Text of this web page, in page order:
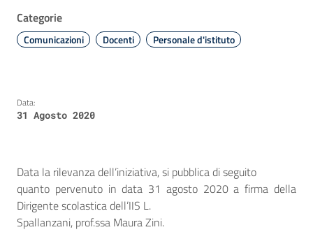
Categorie
Comunicazioni Docenti Personale d'istituto
Data:
31 Agosto 2020
Data la rilevanza dell’iniziativa, si pubblica di seguito
quanto pervenuto in data 31 agosto 2020 a firma della
Dirigente scolastica dell’IIS L.
Spallanzani, prof.ssa Maura Zini.